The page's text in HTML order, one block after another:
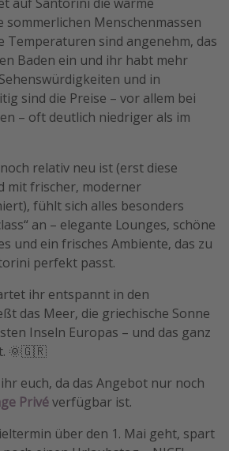
sommerlichen Menschenmassen
Temperaturen sind angenehm, das
Baden ein und ihr habt mehr
und in
sind die Preise – vor allem bei
– oft deutlich niedriger als im
relativ neu ist (erst diese
mit frischer, moderner
fühlt sich alles besonders
an – elegante Lounges, schöne
und ein frisches Ambiente, das zu
perfekt passt.
ihr entspannt in den
das Meer, die griechische Sonne
Inseln Europas – und das ganz
🌞🇬🇷
euch, da das Angebot nur noch
Privéverfügbar ist.
über den 1. Mai geht, spart